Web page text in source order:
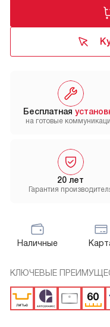
20 лет
Гарантия
Бесплатная
на готовые
Наличные
КЛЮЧЕВЫЕ